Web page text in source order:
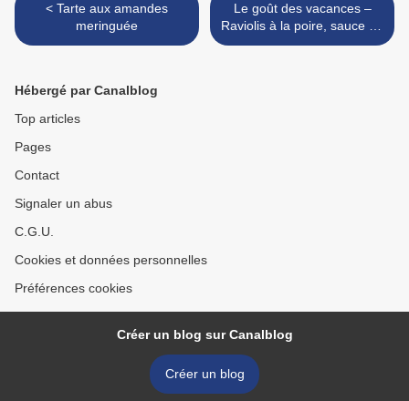
< Tarte aux amandes
meringuée
Le goût des vacances –
Raviolis à la poire, sauce au
taleggio >
Hébergé par Canalblog
Top articles
Pages
Contact
Signaler un abus
C.G.U.
Cookies et données personnelles
Préférences cookies
Créer un blog sur Canalblog
Créer un blog